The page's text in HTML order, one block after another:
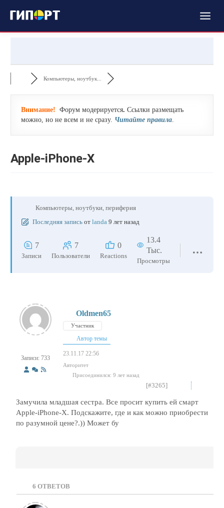
Компьютеры, ноутбук...
Внимание! Форум модерируется. Ссылки размещать
можно, но не всем и не сразу. Читайте правила.
Apple-iPhone-X
Компьютеры, ноутбуки, периферия
Последняя запись от landa 9 лет назад
7
Записи
7
Пользователи
0
Reactions
13.4
Тыс.
Просмотры
Записи: 733
Oldmen65
Участник
Автор темы
23.11.17 22:56
Авторитет
Присоединился: 9 лет назад
[#3265]
Замучила младшая сестра. Все просит купить ей смарт
Apple-iPhone-X. Подскажите, где и как можно приобрести
по разумной цене?.)) Может бу
6 ОТВЕТОВ